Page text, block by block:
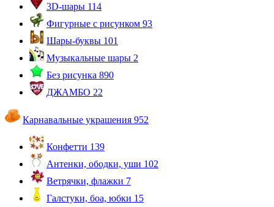
3D-шары 114
Фигурные с рисунком 93
Шары-буквы 101
Музыкальные шары 2
Без рисунка 890
ДЖАМБО 22
Карнавальные украшения 952
Конфетти 139
Антенки, ободки, уши 102
Ветрячки, флажки 7
Галстуки, боа, юбки 15